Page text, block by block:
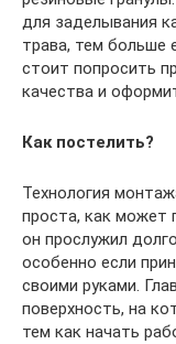
для заделывания
трава, тем больше
стоит попросить
качества и
Как постелить?
Технология
проста, как может
он прослужил
особенно если
своими руками.
поверхность, на
тем как начать